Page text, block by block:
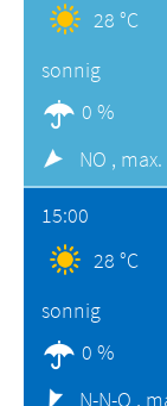
28 °C
sonnig
0 %
NO ,
15:00
28 °C
sonnig
0 %
N-N-O ,